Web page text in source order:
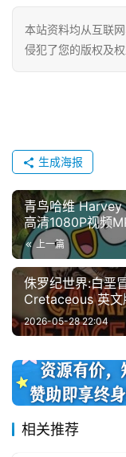
本站资料均从互联
侵犯了您的版权及
生成海报
青鸟哈维
高清1080P视频
上一篇
侏罗纪世界:白垩
Cretaceous 英文
2026-05-28 22:04
相关推荐